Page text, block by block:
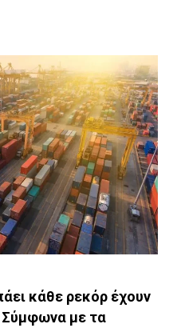
κάθε ρεκόρ έχουν
Σύμφωνα με τα